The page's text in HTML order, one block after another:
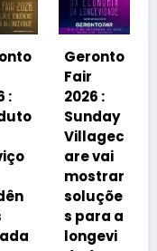
:
vai
a
Geronto
Fair
2026 em
Grama
do
debater
á
avanço
imobiliá
rio
impulsi
onado